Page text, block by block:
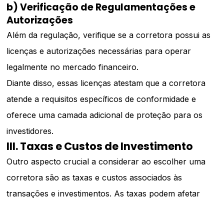
b) Verificação de Regulamentações e
Autorizações
Além da regulação, verifique se a corretora possui as
licenças e autorizações necessárias para operar
legalmente no mercado financeiro.
Diante disso, essas licenças atestam que a corretora
atende a requisitos específicos de conformidade e
oferece uma camada adicional de proteção para os
investidores.
III. Taxas e Custos de Investimento
Outro aspecto crucial a considerar ao escolher uma
corretora são as taxas e custos associados às
transações e investimentos. As taxas podem afetar